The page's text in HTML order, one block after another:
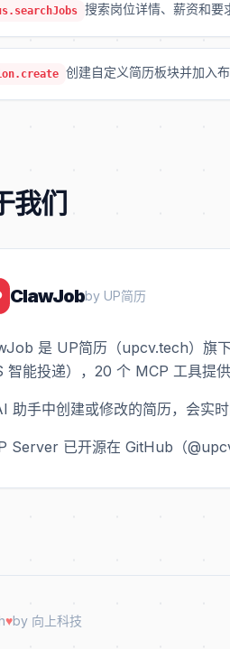
搜索岗位详情、薪资和要
创建自定义简历板块并加入
我们
ClawJobby UP简历
是 UP简历（upcv.tech）旗
智能投递），20 个 MCP 工具提供
助手中创建或修改的简历，会实
Server 已开源在 GitHub（
♥by 向上科技